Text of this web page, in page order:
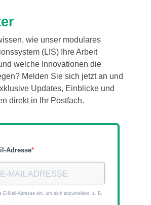
wie unser modulares
(LIS) Ihre Arbeit
welche Innovationen die
Melden Sie sich jetzt an und
Updates, Einblicke und
direkt in Ihr Postfach.
Adresse
E-Mail-Adresse ein, um sich anzumelden, z. B.